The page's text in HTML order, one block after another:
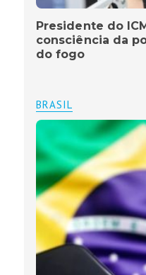
Presidente do
consciência da
do fogo
BRASIL